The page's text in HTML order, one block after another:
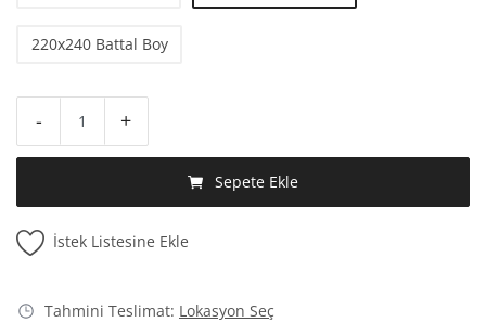
220x240 Battal Boy
- +
Sepete Ekle
İstek Listesine Ekle
Tahmini Teslimat: Lokasyon Seç